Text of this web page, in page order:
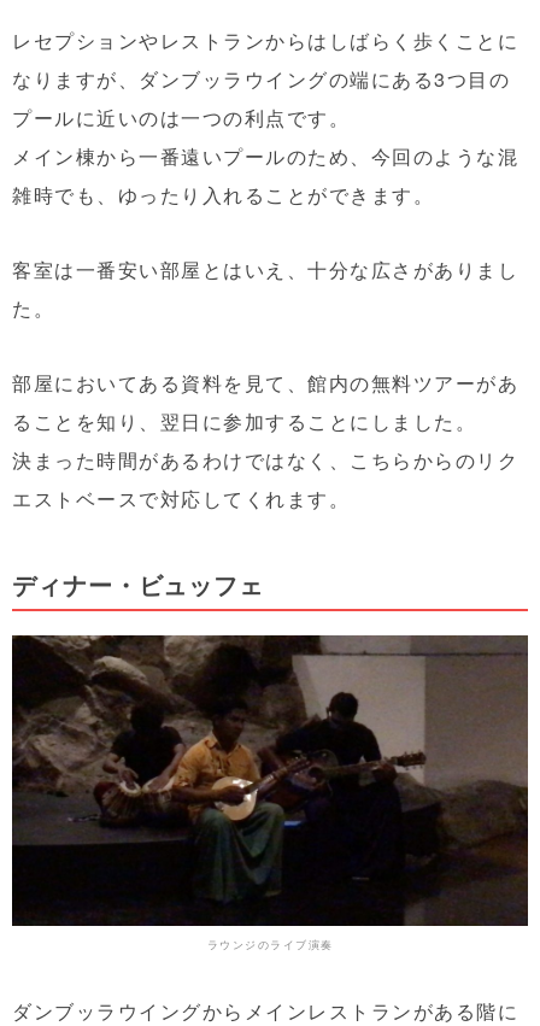
レセプションやレストランからはしばらく歩くことに
なりますが、ダンブッラウイングの端にある3つ目の
プールに近いのは一つの利点です。
メイン棟から一番遠いプールのため、今回のような混
雑時でも、ゆったり入れることができます。
客室は一番安い部屋とはいえ、十分な広さがありまし
た。
部屋においてある資料を見て、館内の無料ツアーがあ
ることを知り、翌日に参加することにしました。
決まった時間があるわけではなく、こちらからのリク
エストベースで対応してくれます。
ディナー・ビュッフェ
ラウンジのライブ演奏
ダンブッラウイングからメインレストランがある階に